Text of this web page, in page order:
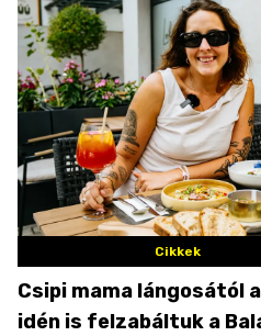
Cikkek
Csipi mama lángosától
idén is felzabáltuk a